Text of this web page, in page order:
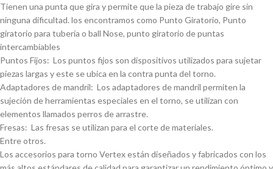
Tienen una punta que gira y permite que la pieza de trabajo gire sin
ninguna dificultad. los encontramos como Punto Giratorio, Punto
giratorio para tuberí­a o ball Nose, punto giratorio de puntas
intercambiables
Puntos Fijos: Los puntos fijos son dispositivos utilizados para sujetar
piezas largas y este se ubica en la contra punta del torno.
Adaptadores de mandril: Los adaptadores de mandril permiten la
sujeción de herramientas especiales en el torno, se utilizan con
elementos llamados perros de arrastre.
Fresas: Las fresas se utilizan para el corte de materiales.
Entre otros.
Los accesorios para torno Vertex están diseñados y fabricados con los